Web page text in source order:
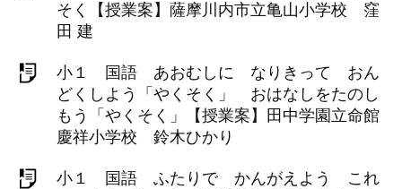
そく【授業案】薩摩川内市立亀山小学校 窪
田 建
小１ 国語 あおむしに なりきって おん
どくしよう「やくそく」 おはなしをたのし
もう「やくそく」【授業案】田中学園立命館
慶祥小学校 鈴木ひかり
小１ 国語 ふたりで かんがえよう これ